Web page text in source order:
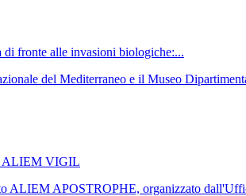
fronte alle invasioni biologiche:...
del Mediterraneo e il Museo
ALIEM VIGIL
ALIEM APOSTROPHE, organizzato